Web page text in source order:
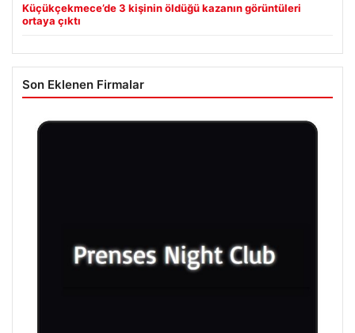
Küçükçekmece’de 3 kişinin öldüğü kazanın görüntüleri
ortaya çıktı
Son Eklenen Firmalar